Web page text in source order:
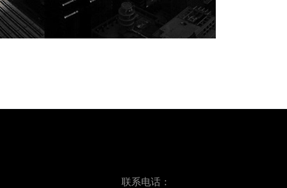
联系电话：